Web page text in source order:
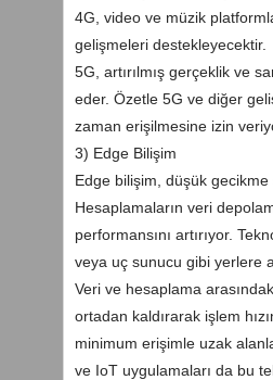
4G, video ve müzik
gelişmeleri destekleyecektir.
5G, artırılmış gerçeklik ve
eder. Özetle 5G ve diğer
zaman erişilmesine izin
3) Edge Bilişim
Edge bilişim, düşük
Hesaplamaların veri
performansını artırıyor.
veya uç sunucu gibi yerlere
Veri ve hesaplama
ortadan kaldırarak işlem
minimum erişimle uzak
ve IoT uygulamaları da bu